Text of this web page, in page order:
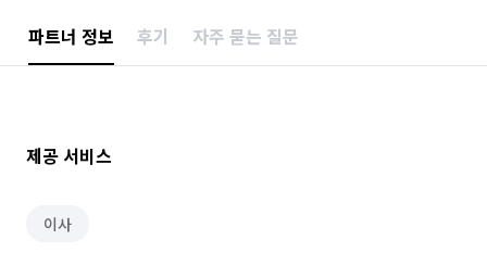
파트너 정보 후기 자주 묻는 질문
제공 서비스
이사